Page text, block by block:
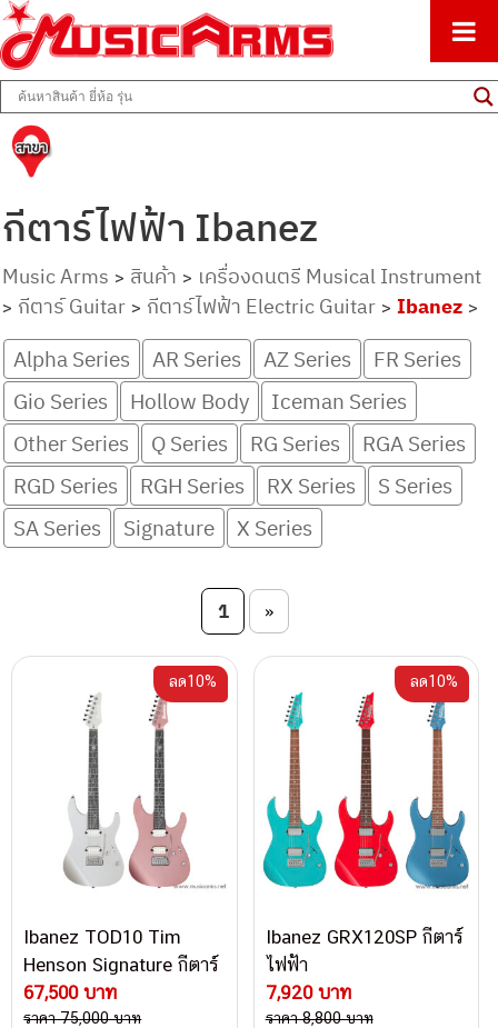
Music Arms
ศูนย์รวมครื่องดนตรีทุกชนิด ตั้งแต่เริ่มต้นถึงมืออาชีพ
กีตาร์ไฟฟ้า Ibanez
Music Arms > สินค้า > เครื่องดนตรี Musical Instrument
> กีตาร์ Guitar> กีตาร์ไฟฟ้า Electric Guitar> Ibanez>
Alpha Series AR Series AZ Series
FR Series
Gio Series
Hollow Body
Iceman Series
Other Series
Q Series RG Series
RGA Series
RGD Series
RGH Series RX Series
S Series
SA Series
Signature X Series
Post navigation 1 »
Ibanez TOD10 Tim
Henson Signature กีตาร์
ไฟฟ้า
67,500 บาท
ลด10%
ราคา 75,000 บาท
Ibanez GRX120SP กีตาร์
ไฟฟ้า
7,920 บาท
ลด10%
ราคา 8,800 บาท